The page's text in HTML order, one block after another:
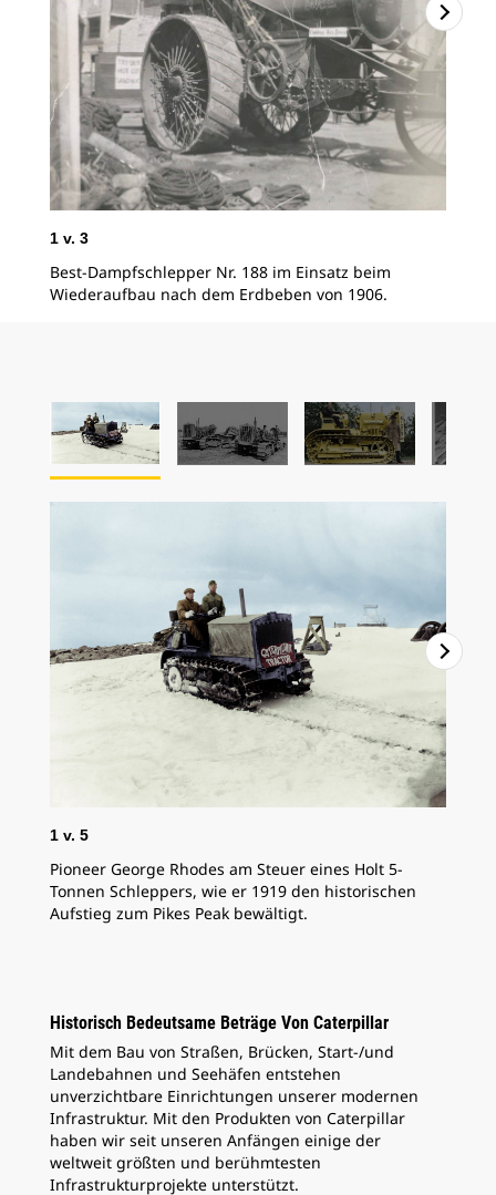
1 v. 3
Best-Dampfschlepper Nr. 188 im Einsatz beim
Wiederaufbau nach dem Erdbeben von 1906.
1 v. 5
Pioneer George Rhodes am Steuer eines Holt 5-
Tonnen Schleppers, wie er 1919 den historischen
Aufstieg zum Pikes Peak bewältigt.
Historisch Bedeutsame Beträge Von Caterpillar
Mit dem Bau von Straßen, Brücken, Start-/und
Landebahnen und Seehäfen entstehen
unverzichtbare Einrichtungen unserer modernen
Infrastruktur. Mit den Produkten von Caterpillar
haben wir seit unseren Anfängen einige der
weltweit größten und berühmtesten
Infrastrukturprojekte unterstützt.